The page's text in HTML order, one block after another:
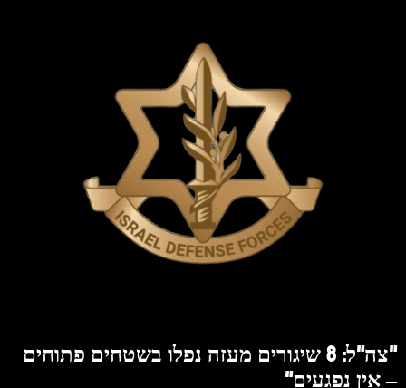
"צה"ל: 8 שיגורים מעזה נפלו בשטחים פתוחים
– אין נפגעים"